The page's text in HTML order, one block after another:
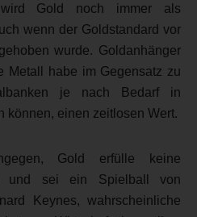
Gold noch immer als
wenn der Goldstandard vor
wurde. Goldanhänger
Metall habe im Gegensatz zu
je nach Bedarf in
können, einen zeitlosen Wert.
Gold erfülle keine
und sei ein Spielball von
Keynes, wahrscheinliche